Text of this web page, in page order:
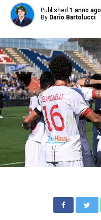
Published 1 anno ago
By Dario Bartolucci